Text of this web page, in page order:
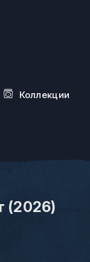
Коллекции
(2026)